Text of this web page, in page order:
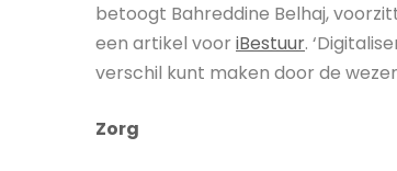
betoogt Bahreddine Belhaj,
een artikel voor iBestuur.
verschil kunt maken door de
Zorg